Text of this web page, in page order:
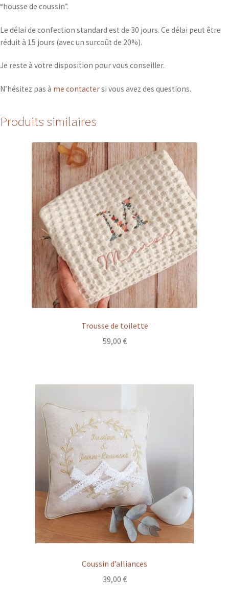
“housse de coussin”.
Le délai de confection standard est de 30 jours. Ce délai peut être
réduit à 15 jours (avec un surcoût de 20%).
Je reste à votre disposition pour vous conseiller.
N’hésitez pas à me contactersi vous avez des questions.
Produits similaires
Trousse de toilette
59,00 €
Coussin d’alliances
39,00 €